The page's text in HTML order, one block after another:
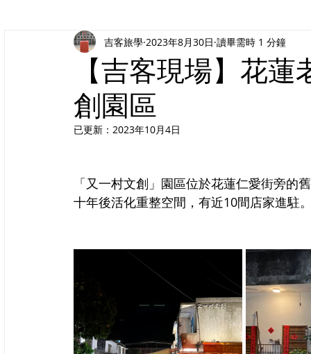
吉客服務｜iChic Values
【吉客現場】花
創園區
吉客旅學 2023年8月30日 讀畢需時 1 分鐘
已更新： 2023年10月4日
「又一村文創」園區位於花蓮仁愛街旁的
十年後活化重整空間，有近10間店家進駐